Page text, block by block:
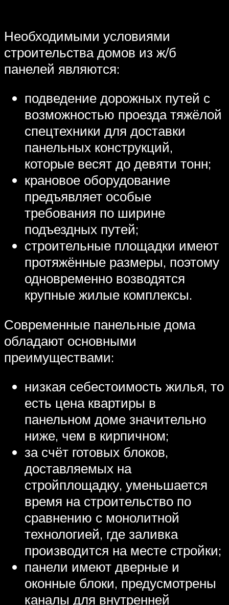
Необходимыми условиями
строительства домов из ж/б
панелей являются:
подведение дорожных путей с
возможностью проезда тяжёлой
спецтехники для доставки
панельных конструкций,
которые весят до девяти тонн;
крановое оборудование
предъявляет особые
требования по ширине
подъездных путей;
строительные площадки имеют
протяжённые размеры, поэтому
одновременно возводятся
крупные жилые комплексы.
Современные панельные дома
обладают основными
преимуществами:
низкая себестоимость жилья, то
есть цена квартиры в
панельном доме значительно
ниже, чем в кирпичном;
за счёт готовых блоков,
доставляемых на
стройплощадку, уменьшается
время на строительство по
сравнению с монолитной
технологией, где заливка
производится на месте стройки;
панели имеют дверные и
оконные блоки, предусмотрены
каналы для внутренней